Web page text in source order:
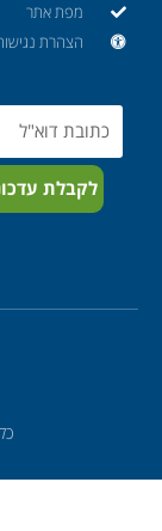
מפת אתר
הצהרת
Email
לקבלת